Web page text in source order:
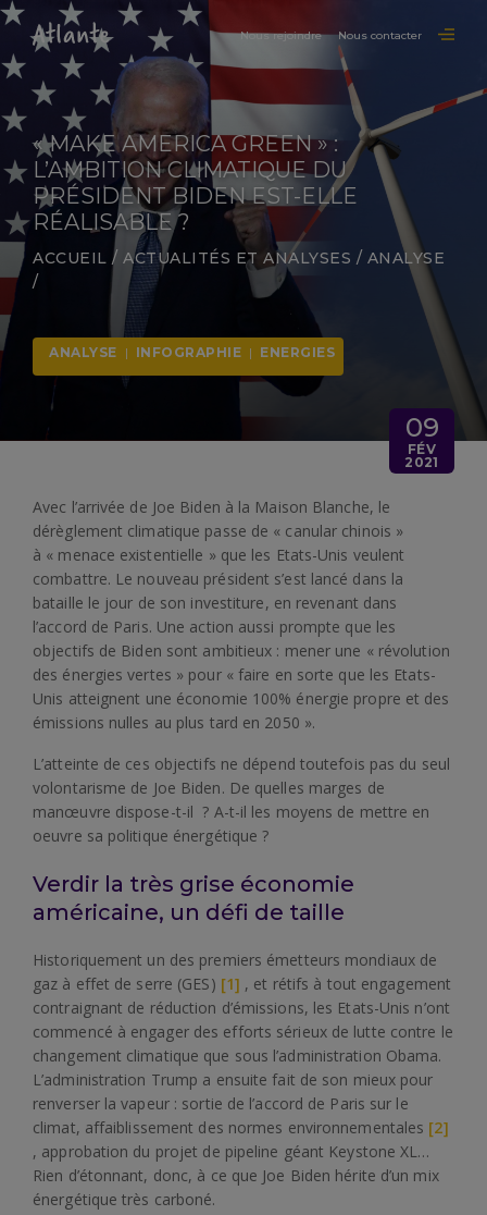
Nous rejoindre Nous contacter
« MAKE AMERICA GREEN » :
L’AMBITION CLIMATIQUE DU
PRÉSIDENT BIDEN EST-ELLE
RÉALISABLE ?
ACCUEIL / ACTUALITÉS ET ANALYSES / ANALYSE
/
ANALYSE | INFOGRAPHIE | ENERGIES
09
FÉV
2021
Avec l’arrivée de Joe Biden à la Maison Blanche, le
dérèglement climatique passe de « canular chinois »
à « menace existentielle » que les Etats-Unis veulent
combattre. Le nouveau président s’est lancé dans la
bataille le jour de son investiture, en revenant dans
l’accord de Paris. Une action aussi prompte que les
objectifs de Biden sont ambitieux : mener une « révolution
des énergies vertes » pour « faire en sorte que les Etats-
Unis atteignent une économie 100% énergie propre et des
émissions nulles au plus tard en 2050 ».
L’atteinte de ces objectifs ne dépend toutefois pas du seul
volontarisme de Joe Biden. De quelles marges de
manœuvre dispose-t-il ? A-t-il les moyens de mettre en
oeuvre sa politique énergétique ?
Verdir la très grise économie
américaine, un défi de taille
Historiquement un des premiers émetteurs mondiaux de
gaz à effet de serre (GES) [1] , et rétifs à tout engagement
contraignant de réduction d’émissions, les Etats-Unis n’ont
commencé à engager des efforts sérieux de lutte contre le
changement climatique que sous l’administration Obama.
L’administration Trump a ensuite fait de son mieux pour
renverser la vapeur : sortie de l’accord de Paris sur le
climat, affaiblissement des normes environnementales [2]
, approbation du projet de pipeline géant Keystone XL…
Rien d’étonnant, donc, à ce que Joe Biden hérite d’un mix
énergétique très carboné.